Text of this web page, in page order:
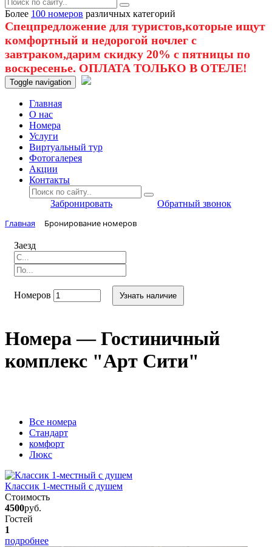
Более 100 номеров различных категорий
Спецпредложение для туристов,которые ищут
комфортный и недорогой ночлег с
завтраком,дарим скидку 20% с пятницы по
воскресенье. ОПЛАТА ТОЛЬКО В ОТЕЛЕ!
Toggle navigation
Главная
O нас
Номера
Услуги
Виртуальный тур
Фотогалерея
Акции
Контакты
Забронировать Обратный звонок
Главная Бронирование номеров
Заезд
Номеров Узнать наличие
Номера — Гостиничный
комплекс "Арт Сити"
Вcе номера
Стандарт
комфорт
Люкс
Классик 1-местный с душем
Стоимость
4500руб.
Гостей
1
подробнее